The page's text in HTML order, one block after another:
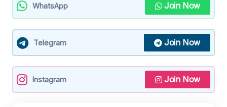
WhatsApp Join Now
Telegram Join Now
Instagram Join Now